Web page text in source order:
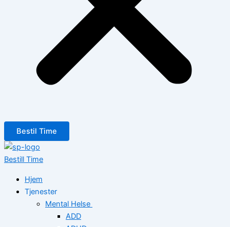
Bestil Time
Bestill Time
Hjem
Tjenester
Mental Helse
ADD